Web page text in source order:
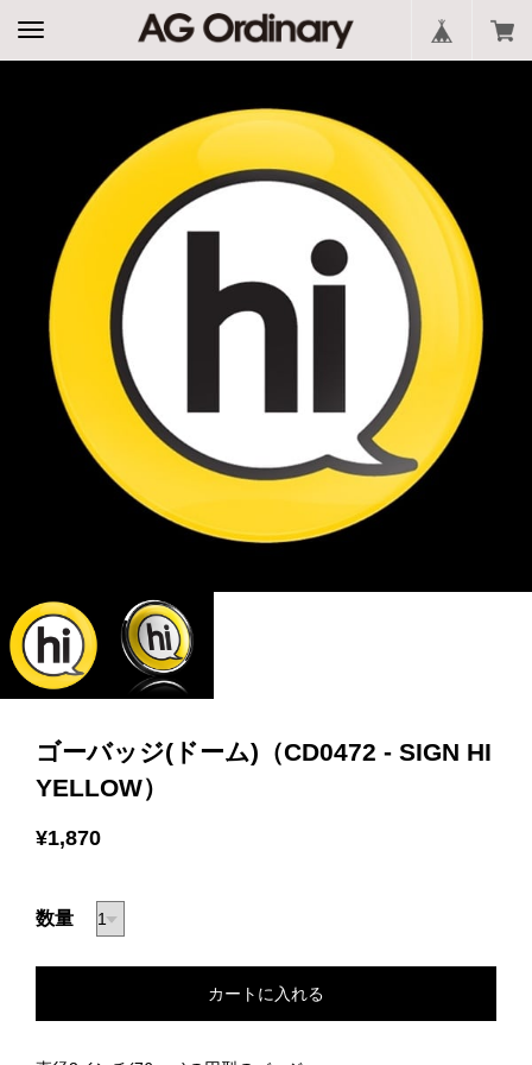
ゴーバッジ(ドーム)（CD0472 - SIGN HI
YELLOW）
¥1,870
数量